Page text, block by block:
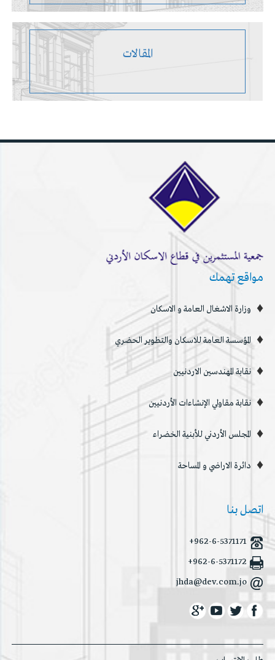
المقالات
مواقع تهمك
وزارة الاشغال العامة و الاسكان
المؤسسة العامة للاسكان والتطوير الحضري
نقابة المهندسين الاردنيين
نقابة مقاولي الإنشاءات الأردنيين
المجلس الأردني للأبنية الخضراء
دائرة الاراضي و المساحة
اتصل بنا
+962-6-5371171
+962-6-5371172
jhda@dev.com.jo